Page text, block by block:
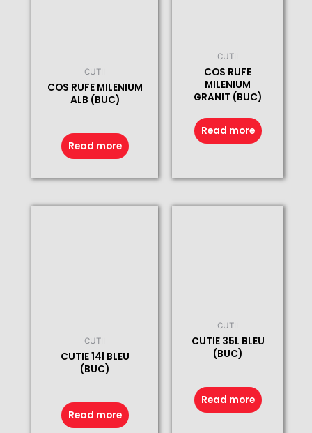
CUTII
COS RUFE MILENIUM
ALB (BUC)
Read more
CUTII
COS RUFE
MILENIUM
GRANIT (BUC)
Read more
CUTII
CUTIE 14l BLEU
(BUC)
Read more
CUTII
CUTIE 35L BLEU
(BUC)
Read more